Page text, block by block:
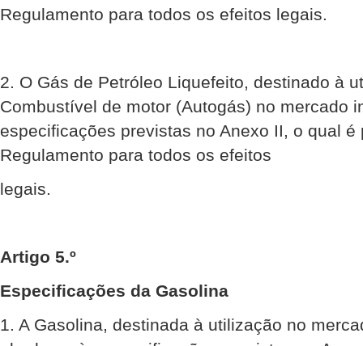
Regulamento para todos os efeitos legais.
2. O Gás de Petróleo Liquefeito, destinado à
Combustível de motor (Autogás) no mercado
especificações previstas no Anexo II, o qual é
Regulamento para todos os efeitos
legais.
Artigo 5.º
Especificações da Gasolina
1. A Gasolina, destinada à utilização no